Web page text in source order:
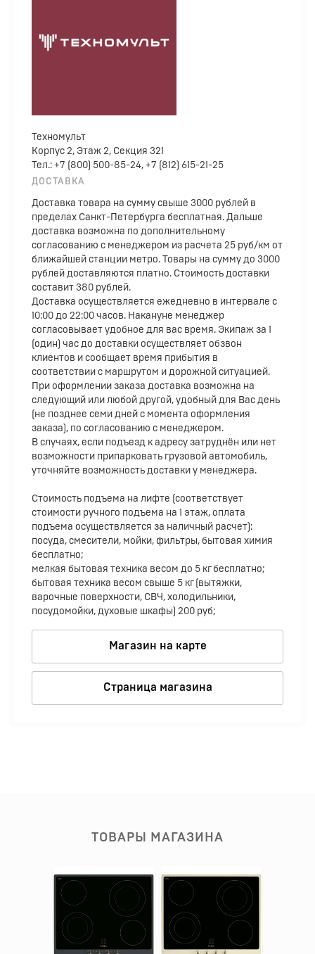
Техномульт
Корпус 2, Этаж 2, Секция 321
Тел.: +7 (800) 500-85-24, +7 (812) 615-21-25
ДОСТАВКА
Доставка товара на сумму свыше 3000 рублей в
пределах Санкт-Петербурга бесплатная. Дальше
доставка возможна по дополнительному
согласованию с менеджером из расчета 25 руб/км от
ближайшей станции метро. Товары на сумму до 3000
рублей доставляются платно. Стоимость доставки
составит 380 рублей.
Доставка осуществляется ежедневно в интервале с
10:00 до 22:00 часов. Накануне менеджер
согласовывает удобное для вас время. Экипаж за 1
(один) час до доставки осуществляет обзвон
клиентов и сообщает время прибытия в
соответствии с маршрутом и дорожной ситуацией.
При оформлении заказа доставка возможна на
следующий или любой другой, удобный для Вас день
(не позднее семи дней с момента оформления
заказа), по согласованию с менеджером.
В случаях, если подъезд к адресу затруднён или нет
возможности припарковать грузовой автомобиль,
уточняйте возможность доставки у менеджера.
Стоимость подъема на лифте (соответствует
стоимости ручного подъема на 1 этаж, оплата
подъема осуществляется за наличный расчет):
посуда, смесители, мойки, фильтры, бытовая химия
бесплатно;
мелкая бытовая техника весом до 5 кг бесплатно;
бытовая техника весом свыше 5 кг (вытяжки,
варочные поверхности, СВЧ, холодильники,
посудомойки, духовые шкафы) 200 руб;
Магазин на карте
Страница магазина
ТОВАРЫ МАГАЗИНА